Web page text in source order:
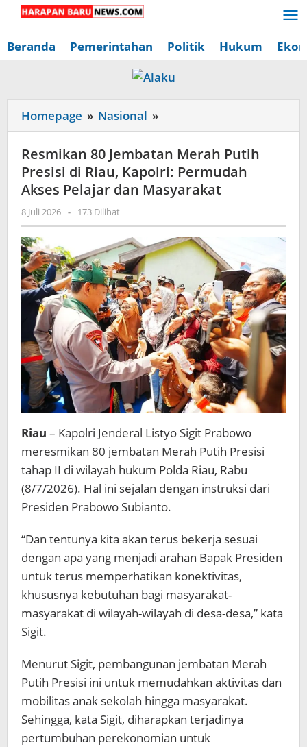
Lewati
konten
Beranda Pemerintahan Politik Hukum
Homepage » Nasional »
80
Jembatan
Merah
Putih
Presisi
Riau,
Kapolri:
Permudah
Akses
Pelajar
dan
Masyarakat
Resmikan 80 Jembatan Merah Putih
Presisi di Riau, Kapolri: Permudah
Akses Pelajar dan Masyarakat
8 Juli 2026 oleh
Redaksi
Baru
News
- 173 Dilihat
Riau – Kapolri Jenderal Listyo Sigit Prabowo
meresmikan 80 jembatan Merah Putih Presisi
tahap II di wilayah hukum Polda Riau, Rabu
(8/7/2026). Hal ini sejalan dengan instruksi dari
Presiden Prabowo Subianto.
“Dan tentunya kita akan terus bekerja sesuai
dengan apa yang menjadi arahan Bapak Presiden
untuk terus memperhatikan konektivitas,
khususnya kebutuhan bagi masyarakat-
masyarakat di wilayah-wilayah di desa-desa,” kata
Sigit.
Menurut Sigit, pembangunan jembatan Merah
Putih Presisi ini untuk memudahkan aktivitas dan
mobilitas anak sekolah hingga masyarakat.
Sehingga, kata Sigit, diharapkan terjadinya
pertumbuhan perekonomian untuk